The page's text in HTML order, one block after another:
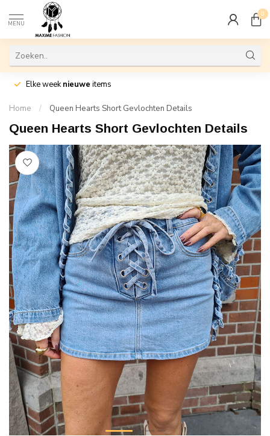
MENU
0
Elke weeknieuwe items
Home / Queen Hearts Short Gevlochten Details
Queen Hearts Short Gevlochten Details